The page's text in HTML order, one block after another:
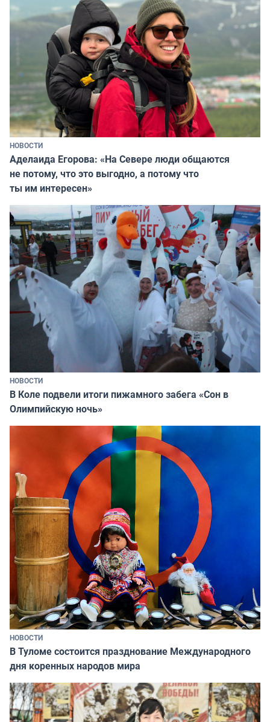
НОВОСТИ
Аделаида Егорова: «На Севере люди общаются
не потому, что это выгодно, а потому что
ты им интересен»
НОВОСТИ
В Коле подвели итоги пижамного забега «Сон в
Олимпийскую ночь»
НОВОСТИ
В Туломе состоится празднование Международного
дня коренных народов мира